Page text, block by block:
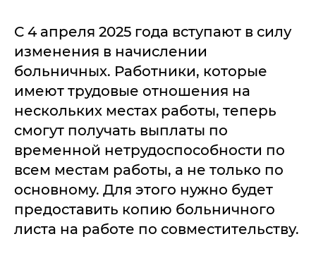
С 4 апреля 2025 года вступают в силу
изменения в начислении
больничных. Работники, которые
имеют трудовые отношения на
нескольких местах работы, теперь
смогут получать выплаты по
временной нетрудоспособности по
всем местам работы, а не только по
основному. Для этого нужно будет
предоставить копию больничного
листа на работе по совместительству.